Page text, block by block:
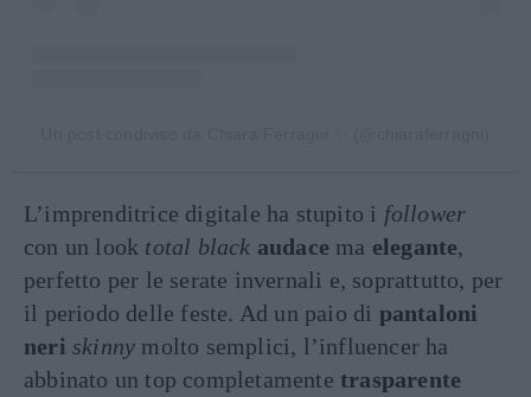
L’imprenditrice digitale ha stupito i follower
con un look total black audace ma elegante,
perfetto per le serate invernali e, soprattutto, per
il periodo delle feste. Ad un paio di pantaloni
neri skinny molto semplici, l’influencer ha
abbinato un top completamente trasparente